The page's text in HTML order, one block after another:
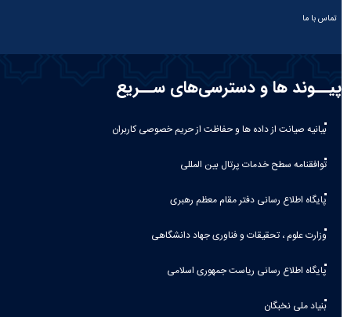
تماس با ما
پیــوند ها و دسترسی‌های ســریع
بیانیه صيانت از داده ها و حفاظت از حريم خصوصی كاربران
توافقنامه سطح خدمات پرتال بین المللی
پایگاه اطلاع رسانی دفتر مقام معظم رهبری
وزارت علوم ، تحقیقات و فناوری جهاد دانشگاهی
پایگاه اطلاع رسانی ریاست جمهوری اسلامی
بنیاد ملی نخبگان